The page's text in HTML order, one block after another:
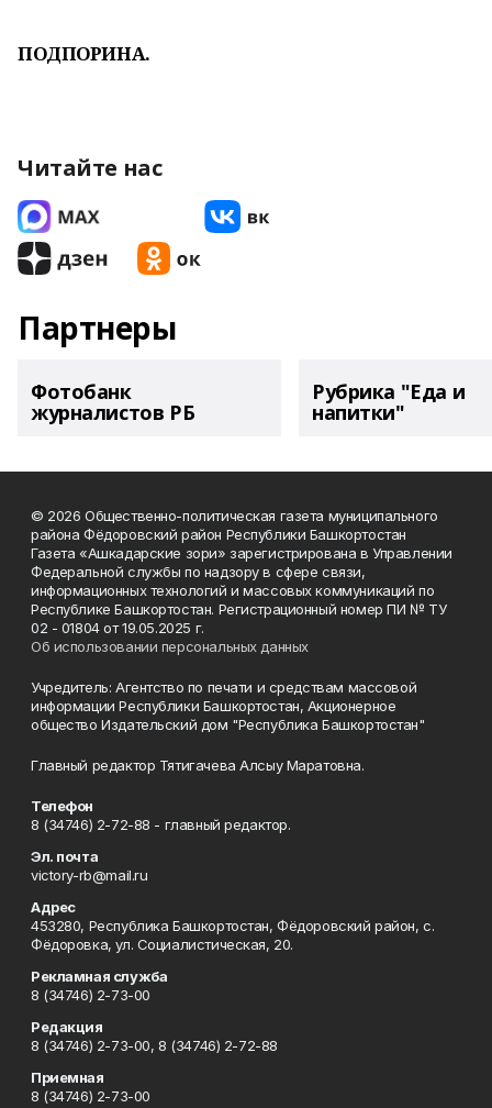
ПОДПОРИНА.
Читайте нас
Партнеры
Фотобанк
журналистов РБ
Рубрика "Еда и
напитки"
© 2026 Общественно-политическая газета муниципального
района Фёдоровский район Республики Башкортостан
Газета «Ашкадарские зори» зарегистрирована в Управлении
Федеральной службы по надзору в сфере связи,
информационных технологий и массовых коммуникаций по
Республике Башкортостан. Регистрационный номер ПИ № ТУ
02 - 01804 от 19.05.2025 г.
Об использовании персональных данных
Учредитель: Агентство по печати и средствам массовой
информации Республики Башкортостан, Акционерное
общество Издательский дом "Республика Башкортостан"
Главный редактор Тятигачева Алсыу Маратовна.
Телефон
8 (34746) 2-72-88 - главный редактор.
Эл. почта
victory-rb@mail.ru
Адрес
453280, Республика Башкортостан, Фёдоровский район, с.
Фёдоровка, ул. Социалистическая, 20.
Рекламная служба
8 (34746) 2-73-00
Редакция
8 (34746) 2-73-00, 8 (34746) 2-72-88
Приемная
8 (34746) 2-73-00